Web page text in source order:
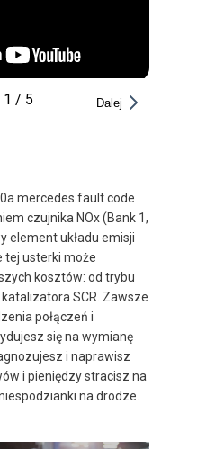
1 / 5 Dalej
mercedes fault code
czujnika NOx (Bank 1,
element układu emisji
tej usterki może
kosztów: od trybu
SCR. Zawsze
połączeń i
się na wymianę
i naprawisz
i pieniędzy stracisz na
na drodze.